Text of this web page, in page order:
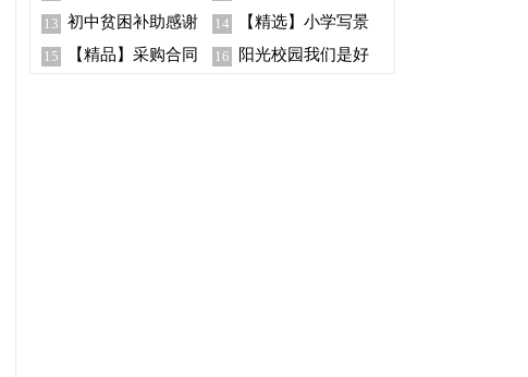
(15篇)
文集合6篇
13 初中贫困补助感谢
信
14
【精选】小学写景
作文合集8篇
15
【精品】采购合同
16
阳光校园我们是好